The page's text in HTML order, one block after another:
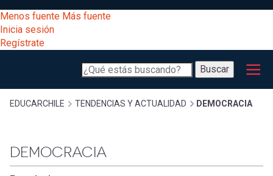
al
contenido
principal
[Educarchile
Escritorio]
Menú
Menos fuente Más fuente
Inicia sesión
Regístrate
Buscar
Buscar
Menú
principal
Desarrollo
Expand
Gestión
Comunidad
Sobrescribir
enlaces
EDUCARCHILE TENDENCIAS Y ACTUALIDAD DEMOCRACIA
DEMOCRACIA